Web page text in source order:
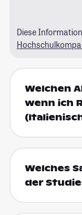
Diese
Welchen
wenn ich
Welches
der